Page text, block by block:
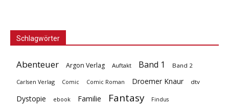
Schlagwörter
Abenteuer Argon Verlag Auftakt Band 1 Band 2
Carlsen Verlag Comic Comic Roman Droemer Knaur dtv
Dystopie ebook Familie Fantasy Findus